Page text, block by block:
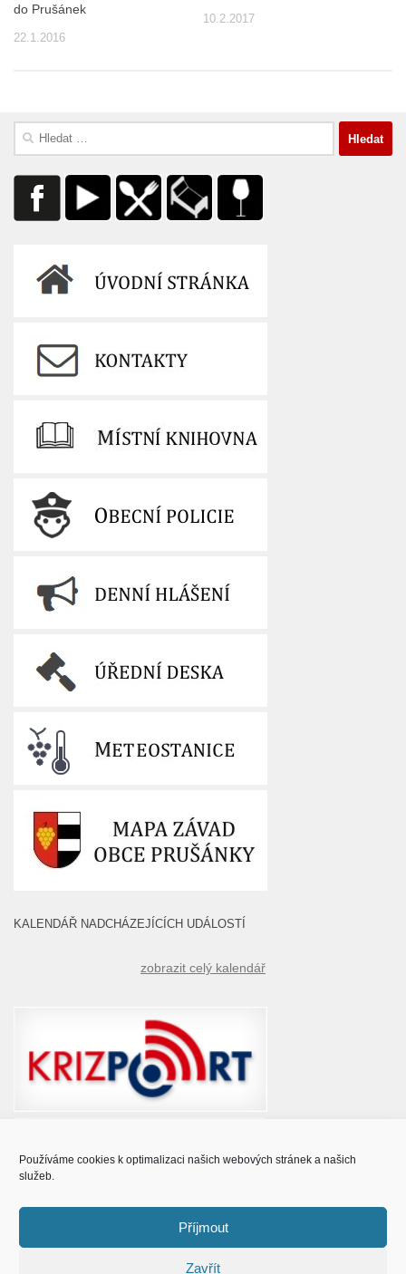
Používáme cookies k optimalizaci našich webových stránek a našich
služeb.
Příjmout
Zavřít
do Prušánek
22.1.2016
10.2.2017
Vyhledávání
KALENDÁŘ NADCHÁZEJÍCÍCH UDÁLOSTÍ
zobrazit celý kalendář